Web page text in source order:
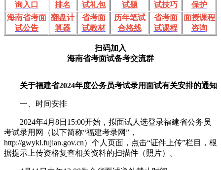
询入口
排名
试礼包
试题
试技巧
保护
海南省考面
试公告
翻盘计
算器
省考面
试教材
历年笔试
合格线
省考面
试课程
面授课程
咨询
扫码加入
海南省考面试备考交流群
关于福建省2024年度公务员考试录用面试有关安排的通知
一、时间安排
2024年4月8日15:00开始，拟面试人选登录福建省公务员
考试录用网（以下简称“福建考录网”，
http://gwykl.fujian.gov.cn）个人页面，点击“证件上传”栏目，根
据提示上传资格复查相关资料的扫描件（照片）。